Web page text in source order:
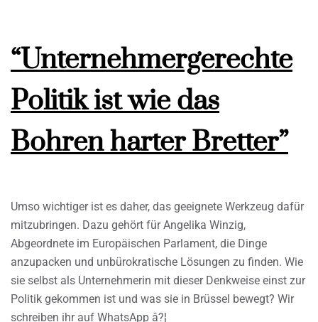
“Unternehmergerechte
Politik ist wie das
Bohren harter Bretter”
Umso wichtiger ist es daher, das geeignete Werkzeug dafür
mitzubringen. Dazu gehört für Angelika Winzig,
Abgeordnete im Europäischen Parlament, die Dinge
anzupacken und unbürokratische Lösungen zu finden. Wie
sie selbst als Unternehmerin mit dieser Denkweise einst zur
Politik gekommen ist und was sie in Brüssel bewegt? Wir
schreiben ihr auf WhatsApp â?¦